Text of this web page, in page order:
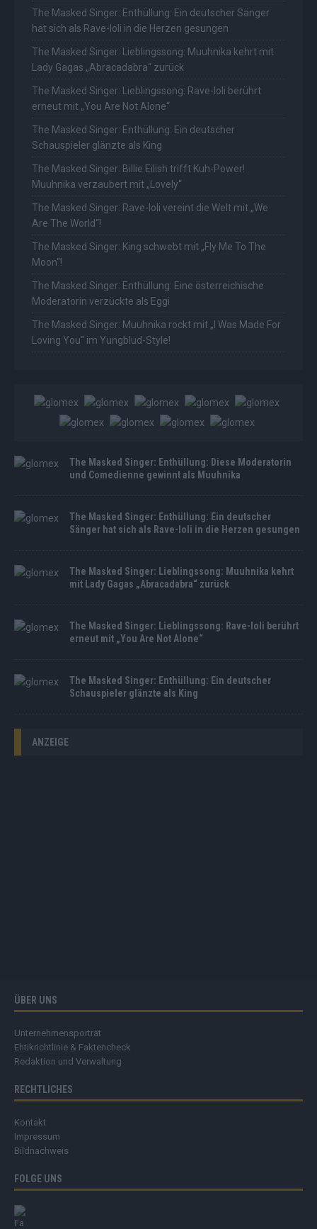
The Masked Singer: Enthüllung: Ein deutscher Sänger
hat sich als Rave-Ioli in die Herzen gesungen
The Masked Singer: Lieblingssong: Muuhnika kehrt mit
Lady Gagas „Abracadabra“ zurück
The Masked Singer: Lieblingssong: Rave-Ioli berührt
erneut mit „You Are Not Alone“
The Masked Singer: Enthüllung: Ein deutscher
Schauspieler glänzte als King
The Masked Singer: Billie Eilish trifft Kuh-Power!
Muuhnika verzaubert mit „Lovely“
The Masked Singer: Rave-Ioli vereint die Welt mit „We
Are The World“!
The Masked Singer: King schwebt mit „Fly Me To The
Moon“!
The Masked Singer: Enthüllung: Eine österreichische
Moderatorin verzückte als Eggi
The Masked Singer: Muuhnika rockt mit „I Was Made For
Loving You“ im Yungblud-Style!
The Masked Singer: Enthüllung: Diese Moderatorin
und Comedienne gewinnt als Muuhnika
The Masked Singer: Enthüllung: Ein deutscher
Sänger hat sich als Rave-Ioli in die Herzen gesungen
The Masked Singer: Lieblingssong: Muuhnika kehrt
mit Lady Gagas „Abracadabra“ zurück
The Masked Singer: Lieblingssong: Rave-Ioli berührt
erneut mit „You Are Not Alone“
The Masked Singer: Enthüllung: Ein deutscher
Schauspieler glänzte als King
ANZEIGE
ÜBER UNS
Unternehmensporträt
Ehtikrichtlinie & Faktencheck
Redaktion und Verwaltung
RECHTLICHES
Kontakt
Impressum
Bildnachweis
FOLGE UNS